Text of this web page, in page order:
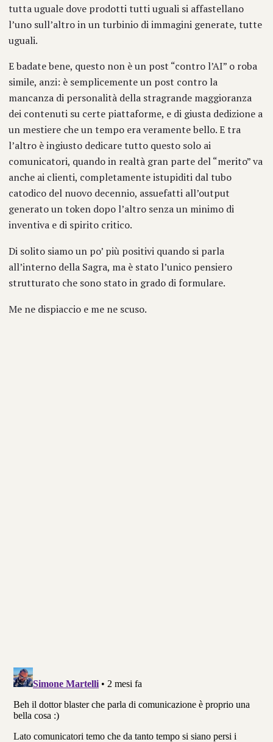
tutta uguale dove prodotti tutti uguali si affastellano
l’uno sull’altro in un turbinio di immagini generate, tutte
uguali.
E badate bene, questo non è un post “contro l’AI” o roba
simile, anzi: è semplicemente un post contro la
mancanza di personalità della stragrande maggioranza
dei contenuti su certe piattaforme, e di giusta dedizione a
un mestiere che un tempo era veramente bello. E tra
l’altro è ingiusto dedicare tutto questo solo ai
comunicatori, quando in realtà gran parte del “merito” va
anche ai clienti, completamente istupiditi dal tubo
catodico del nuovo decennio, assuefatti all’output
generato un token dopo l’altro senza un minimo di
inventiva e di spirito critico.
Di solito siamo un po’ più positivi quando si parla
all’interno della Sagra, ma è stato l’unico pensiero
strutturato che sono stato in grado di formulare.
Me ne dispiaccio e me ne scuso.